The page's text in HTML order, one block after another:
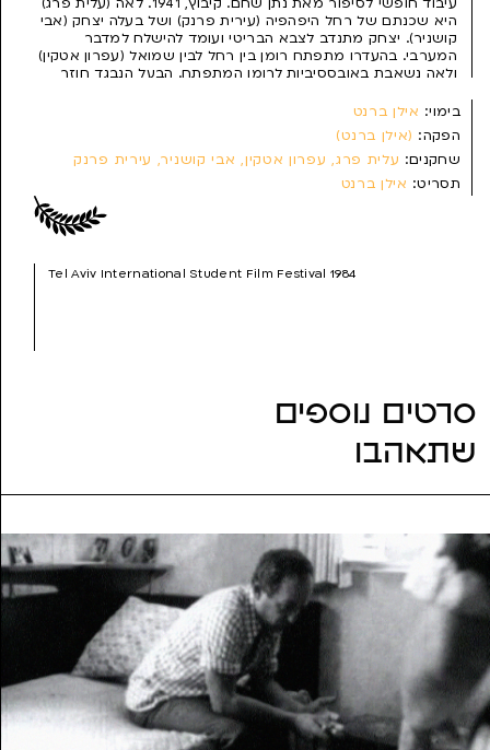
Tel Aviv International Student Film Festival 1984
בימוי: אילן ברנט
הפקה: (אילן ברנט)
שחקנים: עלית פרג, עפרון אטקין, אבי קושניר, עירית פרנק
תסריט: אילן ברנט
עלילתי (דרמה)
היא שכנתם של רחל היפהפיה (עירית פרנק) ושל בעלה יצחק (אבי
קושניר). יצחק מתנדב לצבא הבריטי ועומד להישלח למדבר
המערבי. בהעדרו מתפתח רומן בין רחל לבין שמואל (עפרון אטקין)
ולאה נשאבת באובססיביות לרומן המתפתח. הבעל הנבגד חוזר
סרטים נוספים
שתאהבו